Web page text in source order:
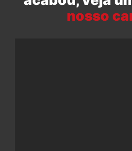
nosso